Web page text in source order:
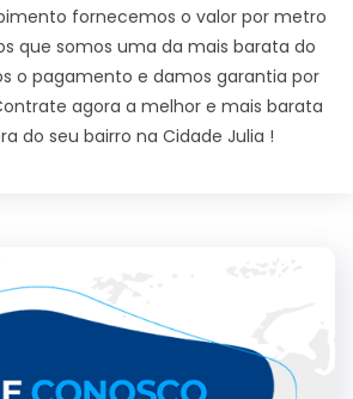
fornecemos o valor por metro
que somos uma da mais barata do
o pagamento e damos garantia por
agora a melhor e mais barata
do seu bairro na Cidade Julia !